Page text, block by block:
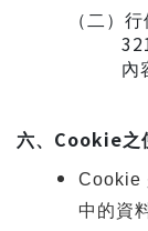
（二）
內
六、 Cookie之
Cookie
中的資